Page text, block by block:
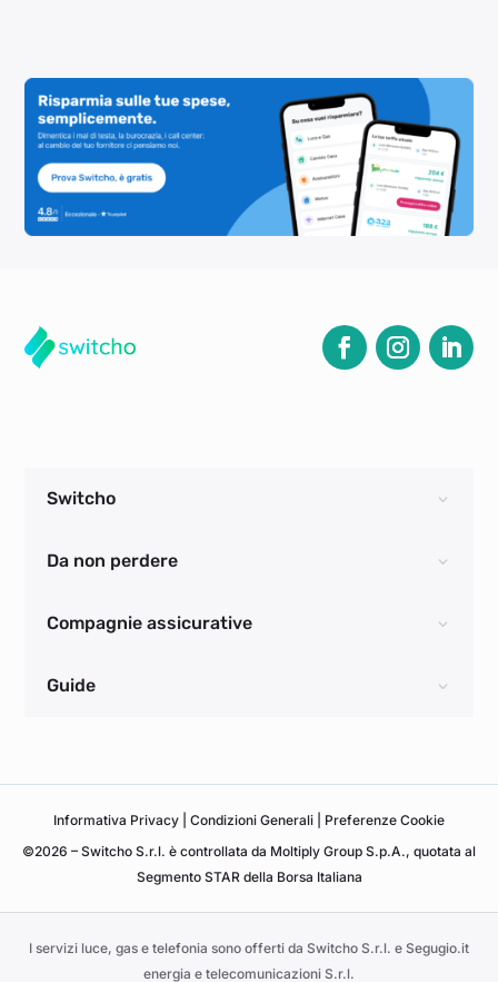
Switcho
Da non perdere
Compagnie assicurative
Guide
Informativa Privacy Condizioni Generali
Preferenze Cookie
©2026 – Switcho S.r.l. è controllata da Moltiply Group S.p.A., quotata al
Segmento STAR della Borsa Italiana
I servizi luce, gas e telefonia sono offerti da Switcho S.r.l. e Segugio.it
energia e telecomunicazioni S.r.l.